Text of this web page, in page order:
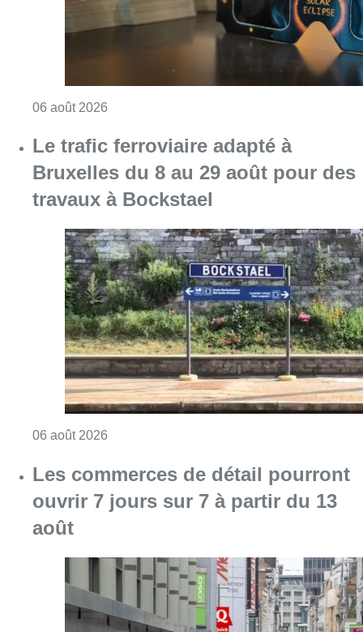
06 août 2026
Le trafic ferroviaire adapté à
Bruxelles du 8 au 29 août pour des
travaux à Bockstael
06 août 2026
Les commerces de détail pourront
ouvrir 7 jours sur 7 à partir du 13
août